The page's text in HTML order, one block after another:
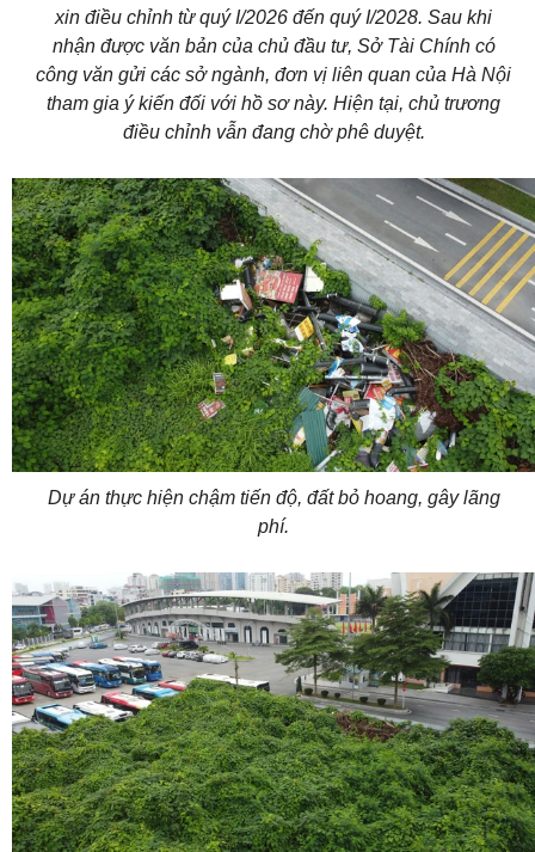
xin điều chỉnh từ quý I/2026 đến quý I/2028. Sau khi
nhận được văn bản của chủ đầu tư, Sở Tài Chính có
công văn gửi các sở ngành, đơn vị liên quan của Hà Nội
tham gia ý kiến đối với hồ sơ này. Hiện tại, chủ trương
điều chỉnh vẫn đang chờ phê duyệt.
Dự án thực hiện chậm tiến độ, đất bỏ hoang, gây lãng
phí.